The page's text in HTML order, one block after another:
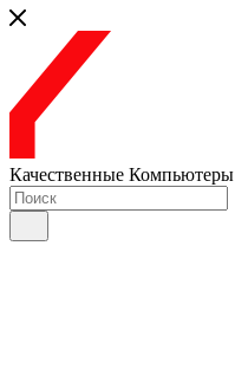
Качественные Компьютеры